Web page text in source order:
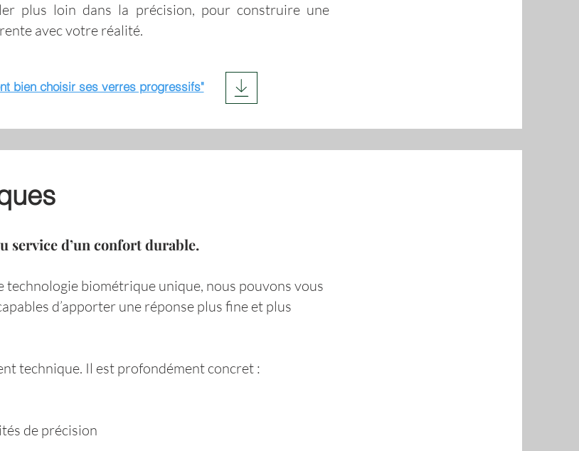
plus loin dans la précision, pour construire une
avec votre réalité.
bien choisir ses verres progressifs"
service d’un confort durable.
technologie biométrique unique, nous pouvons vous
d’apporter une réponse plus fine et plus
technique. Il est profondément concret :
de précision